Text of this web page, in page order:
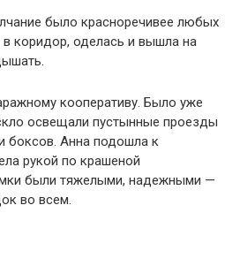
было красноречивее любых
коридор, оделась и вышла на
кооперативу. Было уже
освещали пустынные проезды
боксов. Анна подошла к
рукой по крашеной
были тяжелыми, надежными —
во всем.